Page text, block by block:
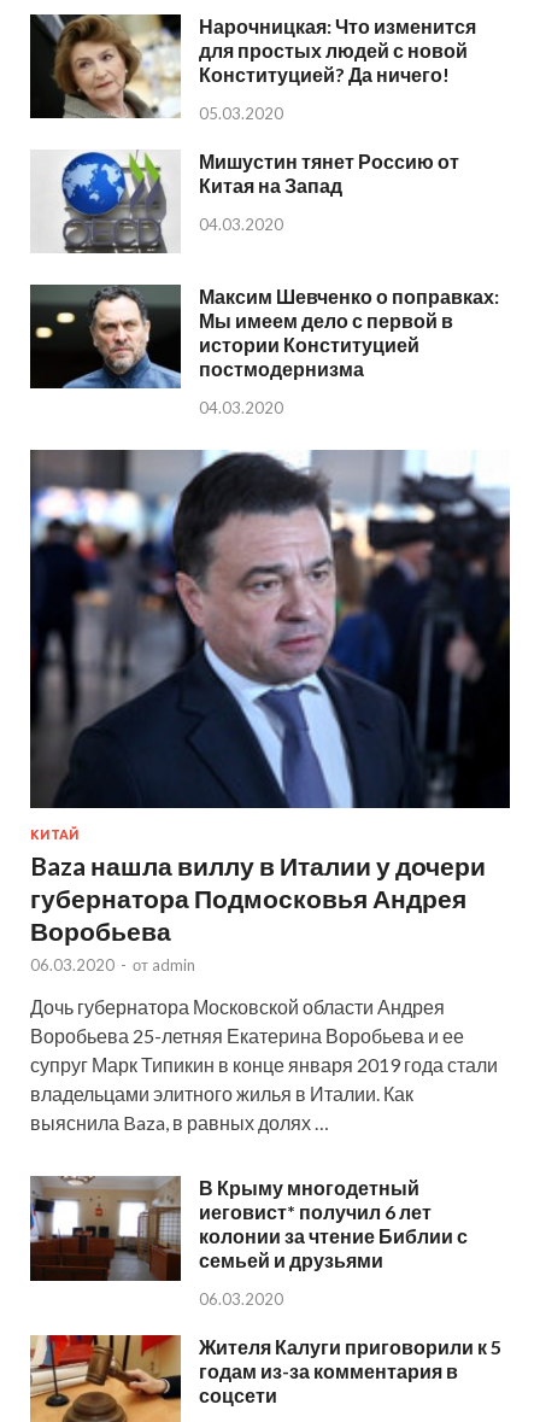
Нарочницкая: Что изменится
для простых людей с новой
Конституцией? Да ничего!
05.03.2020
Мишустин тянет Россию от
Китая на Запад
04.03.2020
Максим Шевченко о поправках:
Мы имеем дело с первой в
истории Конституцией
постмодернизма
04.03.2020
КИТАЙ
Baza нашла виллу в Италии у дочери
губернатора Подмосковья Андрея
Воробьева
06.03.2020 - от admin
Дочь губернатора Московской области Андрея
Воробьева 25-летняя Екатерина Воробьева и ее
супруг Марк Типикин в конце января 2019 года стали
владельцами элитного жилья в Италии. Как
выяснила Baza, в равных долях …
В Крыму многодетный
иеговист* получил 6 лет
колонии за чтение Библии с
семьей и друзьями
06.03.2020
Жителя Калуги приговорили к 5
годам из-за комментария в
соцсети